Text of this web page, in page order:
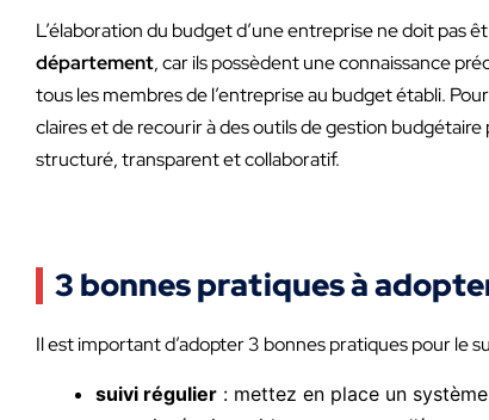
L’élaboration du budget d’une entreprise ne doit pas
département, car ils possèdent une connaissance
tous les membres de l’entreprise au budget établi.
claires et de recourir à des outils de gestion
structuré, transparent et collaboratif.
3 bonnes pratiques à
Il est important d’adopter 3 bonnes pratiques pour le
suivi régulier : mettez en place un